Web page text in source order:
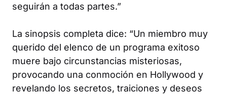
seguirán a todas partes.”
La sinopsis completa dice: “Un miembro muy
querido del elenco de un programa exitoso
muere bajo circunstancias misteriosas,
provocando una conmoción en Hollywood y
revelando los secretos, traiciones y deseos